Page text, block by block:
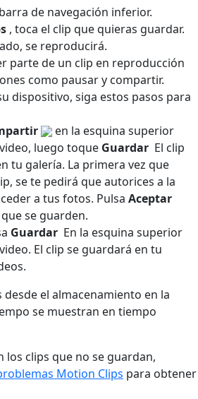
de navegación inferior.
, toca el clip que quieras guardar.
se reproducirá.
parte de un clip en reproducción
como pausar y compartir.
dispositivo, siga estos pasos para
en la esquina superior
luego toque Guardar El clip
tu galería. La primera vez que
se te pedirá que autorices a la
a tus fotos. Pulsa Aceptar
se guarden.
Guardar En la esquina superior
El clip se guardará en tu
desde el almacenamiento en la
se muestran en tiempo
los clips que no se guardan,
Motion Clips para obtener